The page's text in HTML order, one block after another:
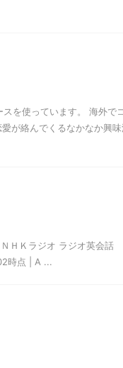
を使っています。 海外で
が絡んでくるなかなか興味
ＨＫラジオ ラジオ英会話
時点 | A ...